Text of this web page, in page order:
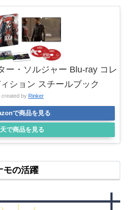
ー・ソルジャー Blu-ray コレ
ション スチールブック
created by Rinker
で商品を見る
で商品を見る
モの活躍